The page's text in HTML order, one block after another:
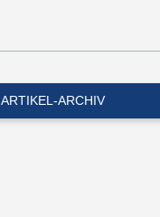
ARTIKEL-ARCHIV